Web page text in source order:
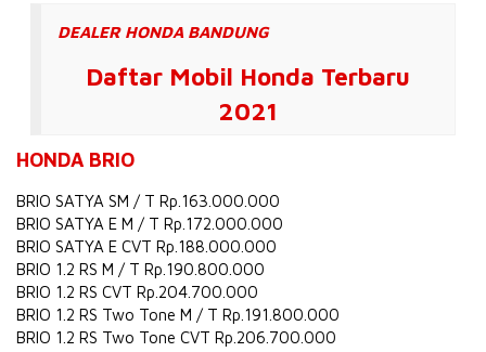
DEALER HONDA BANDUNG
Daftar Mobil Honda Terbaru
2021
HONDA BRIO
BRIO SATYA SM / T Rp.163.000.000
BRIO SATYA E M / T Rp.172.000.000
BRIO SATYA E CVT Rp.188.000.000
BRIO 1.2 RS M / T Rp.190.800.000
BRIO 1.2 RS CVT Rp.204.700.000
BRIO 1.2 RS Two Tone M / T Rp.191.800.000
BRIO 1.2 RS Two Tone CVT Rp.206.700.000